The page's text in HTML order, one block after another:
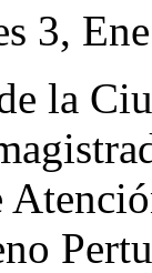
3,
la